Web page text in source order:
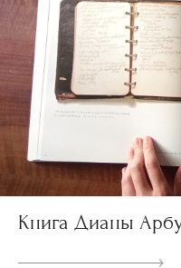
Книга Дианы